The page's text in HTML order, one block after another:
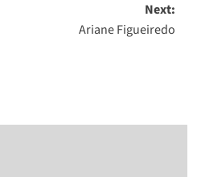
Next:
Ariane Figueiredo